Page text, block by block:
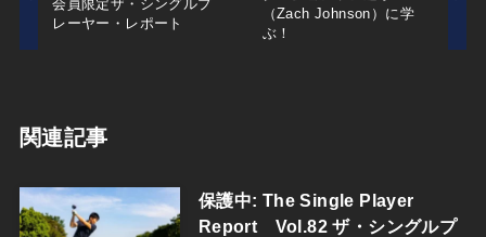
会員限定ザ・シングルプ
レーヤー・レポート
（Zach Johnson）に学
ぶ！
関連記事
保護中: The Single Player
Report Vol.82 ザ・シングルプ